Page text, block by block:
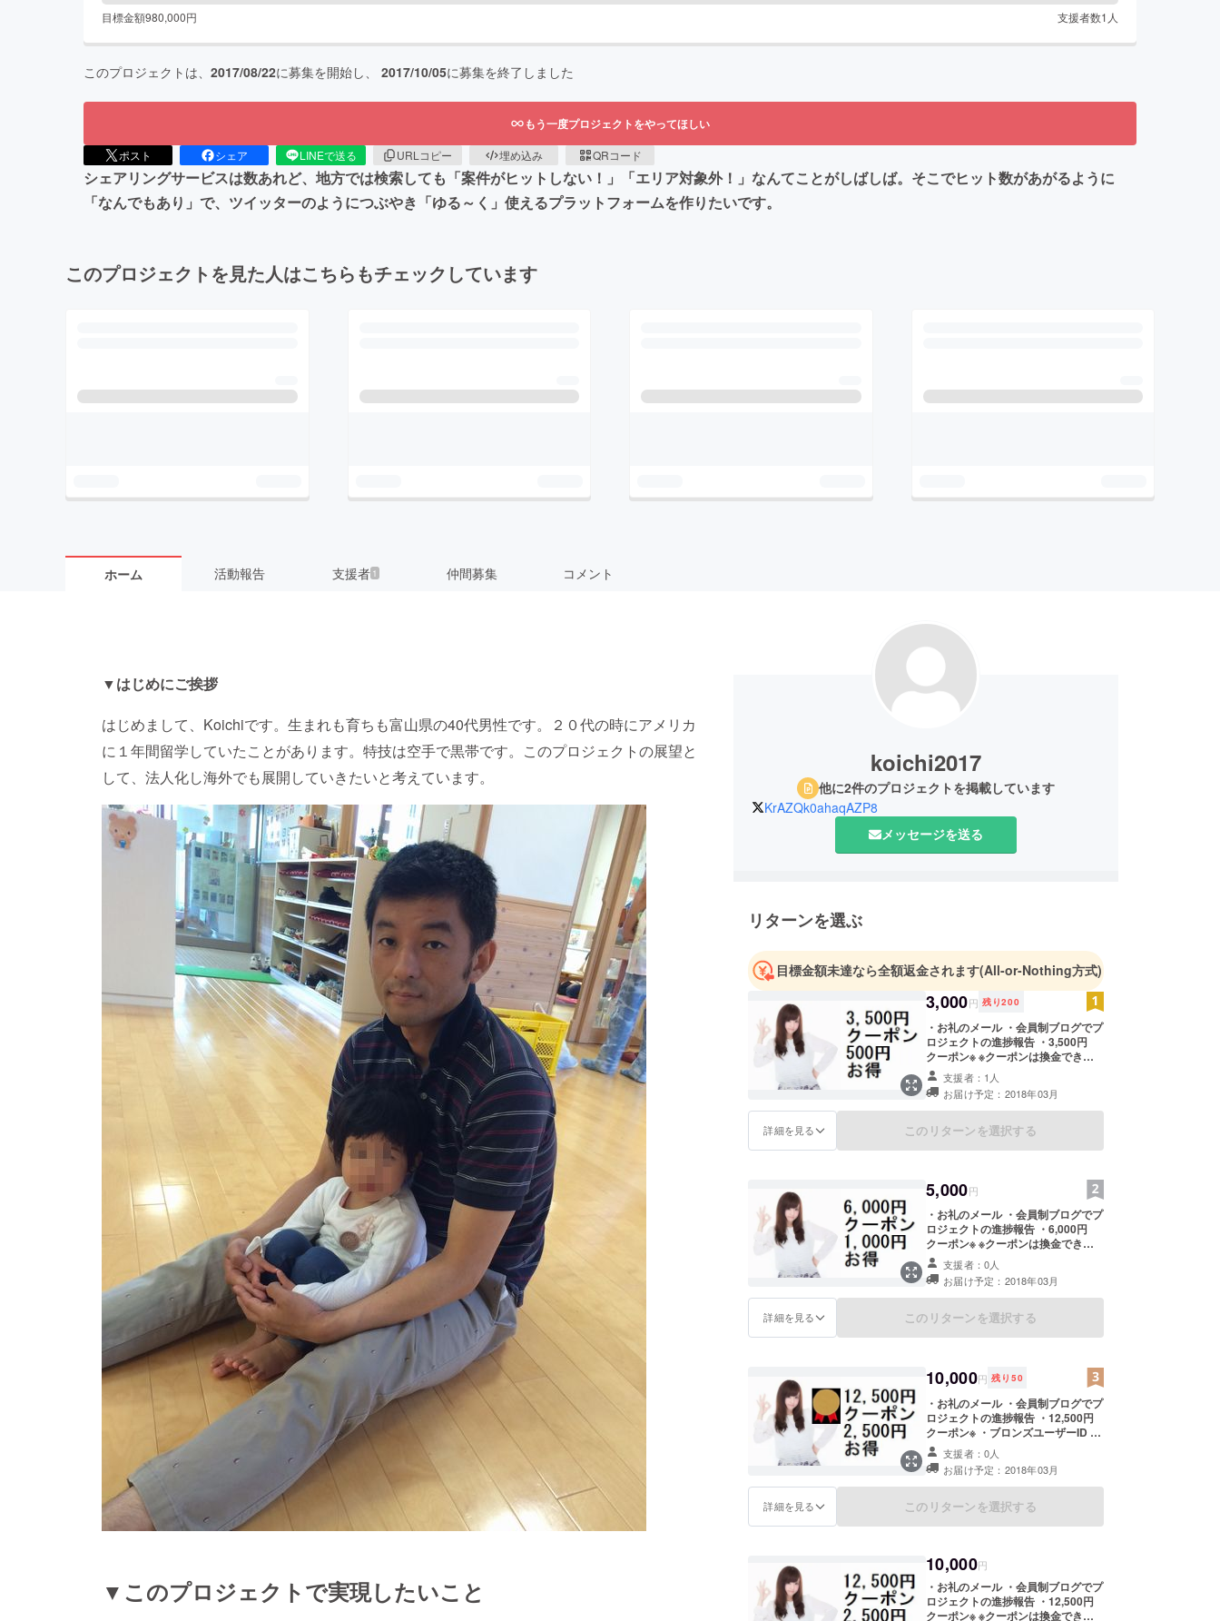
目標金額980,000円 支援者数1 人
このプロジェクトは、 2017/08/22に募集を開始し、 2017/10/05に募集を終了しました
もう一度プロジェクトをやってほしい
ポスト シェア LINEで送る URLコピー 埋め込み QRコード
シェアリングサービスは数あれど、地方では検索しても「案件がヒットしない！」「エリア対象外！」なんてことがしばしば。そこでヒット数があがるように
「なんでもあり」で、ツイッターのようにつぶやき「ゆる～く」使えるプラットフォームを作りたいです。
このプロジェクトを見た人はこちらもチェックしています
ホーム 活動報告 支援者 1 仲間募集 コメント
▼はじめにご挨拶
はじめまして、Koichiです。生まれも育ちも富山県の40代男性です。２０代の時にアメリカ
に１年間留学していたことがあります。特技は空手で黒帯です。このプロジェクトの展望と
して、法人化し海外でも展開していきたいと考えています。
▼このプロジェクトで実現したいこと
koichi2017
他に2件のプロジェクトを掲載しています
KrAZQk0ahaqAZP8
メッセージを送る
リターンを選ぶ
目標金額未達なら全額返金されます(All-or-Nothing方式)
3,000円 残り200
・お礼のメール ・会員制ブログでプ
ロジェクトの進捗報告 ・3,500円
クーポン※ ※クーポンは換金できま
せん支援者：1人
お届け予定：2018年03月
詳細を見る このリターンを選択する
5,000円
・お礼のメール ・会員制ブログでプ
ロジェクトの進捗報告 ・6,000円
クーポン※ ※クーポンは換金できま
せん支援者：0人
お届け予定：2018年03月
詳細を見る このリターンを選択する
10,000円 残り 50
・お礼のメール ・会員制ブログでプ
ロジェクトの進捗報告 ・12,500円
クーポン※ ・ブロンズユーザーID 高
額支援者のみの差別化されたIDで
す。他とは違う優越感をお楽しみく
ださい。※クーポンは換金できませ
ん
支援者：0人
お届け予定：2018年03月
詳細を見る このリターンを選択する
10,000円
・お礼のメール ・会員制ブログでプ
ロジェクトの進捗報告 ・12,500円
クーポン※ ※クーポンは換金できま